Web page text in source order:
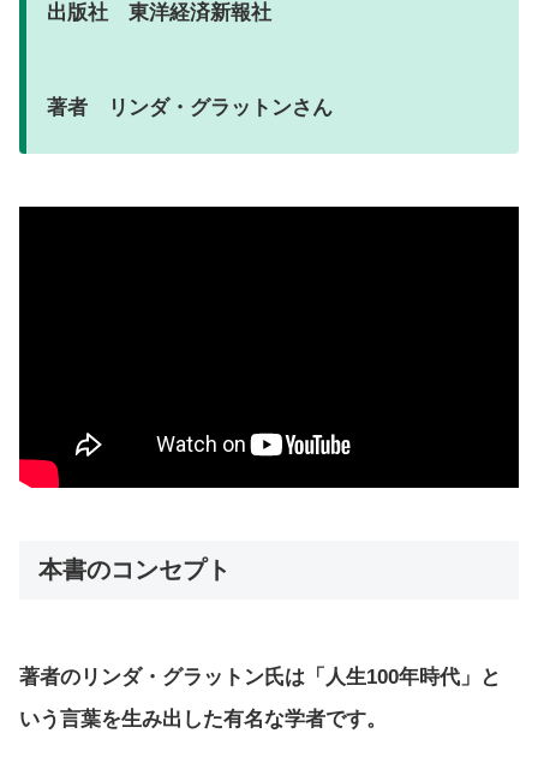
出版社 東洋経済新報社
著者 リンダ・グラットンさん
本書のコンセプト
著者のリンダ・グラットン氏は「人生100年時代」と
いう言葉を生み出した有名な学者です。